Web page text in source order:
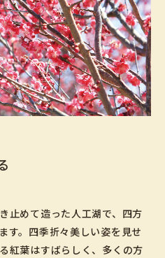
止めて造った人工湖で、四方
す。四季折々美しい姿を見せ
紅葉はすばらしく、多くの方